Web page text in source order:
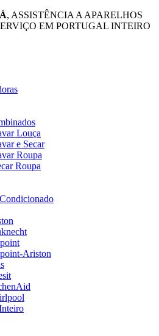
, ASSISTÊNCIA A APARELHOS
EM PORTUGAL INTEIRO
Louça
e Secar
Roupa
Roupa
Ariston